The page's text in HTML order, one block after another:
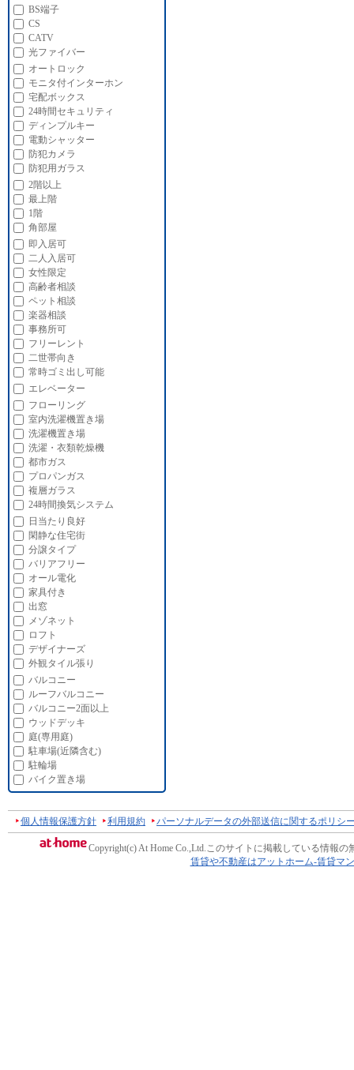
BS端子
CS
CATV
光ファイバー
オートロック
モニタ付インターホン
宅配ボックス
24時間セキュリティ
ディンプルキー
電動シャッター
防犯カメラ
防犯用ガラス
2階以上
最上階
1階
角部屋
即入居可
二人入居可
女性限定
高齢者相談
ペット相談
楽器相談
事務所可
フリーレント
二世帯向き
常時ゴミ出し可能
エレベーター
フローリング
室内洗濯機置き場
洗濯機置き場
洗濯・衣類乾燥機
都市ガス
プロパンガス
複層ガラス
24時間換気システム
日当たり良好
閑静な住宅街
分譲タイプ
バリアフリー
オール電化
家具付き
出窓
メゾネット
ロフト
デザイナーズ
外観タイル張り
バルコニー
ルーフバルコニー
バルコニー2面以上
ウッドデッキ
庭(専用庭)
駐車場(近隣含む)
駐輪場
バイク置き場
個人情報保護方針 利用規約 パーソナルデータの外部送信に関するポリシ
Copyright(c) At Home Co.,Ltd.このサイトに掲載している情報の
賃貸や不動産はアットホーム-賃貸マ